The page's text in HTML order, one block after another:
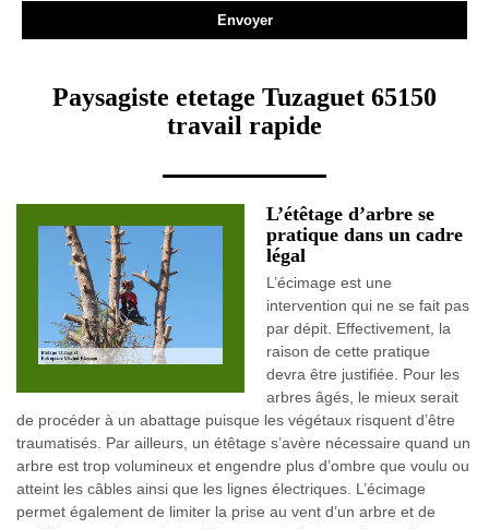
Paysagiste etetage Tuzaguet 65150
travail rapide
L’étêtage d’arbre se
pratique dans un cadre
légal
L’écimage est une
intervention qui ne se fait pas
par dépit. Effectivement, la
raison de cette pratique
devra être justifiée. Pour les
arbres âgés, le mieux serait
de procéder à un abattage puisque les végétaux risquent d’être
traumatisés. Par ailleurs, un étêtage s’avère nécessaire quand un
arbre est trop volumineux et engendre plus d’ombre que voulu ou
atteint les câbles ainsi que les lignes électriques. L’écimage
permet également de limiter la prise au vent d’un arbre et de